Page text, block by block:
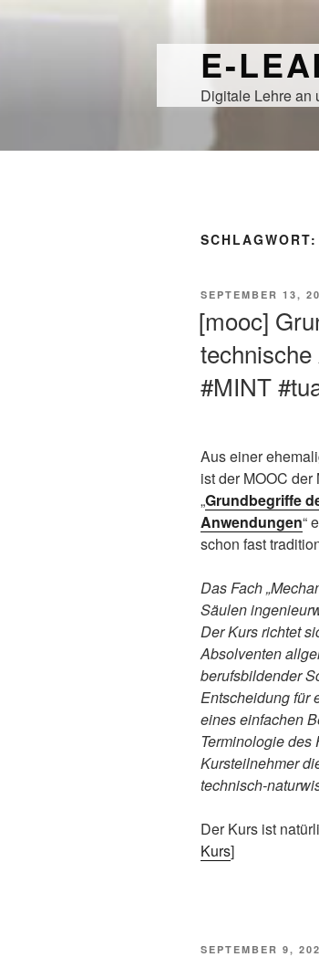
E-
Digitale Lehre an
SCHLAGWORT:
VERÖFFENTLICHT
SEPTEMBER 13,
[mooc]
#MINT
Aus einer
ist der MOOC
„Grundbegriffe
Anwendungen“
schon fast
Das Fach
Säulen
Der Kurs richtet
Absolventen
berufsbildender
Entscheidung für
eines einfachen
Terminologie
Kursteilnehmer
technisch-
Der Kurs ist
Kurs]
VERÖFFENTLICHT
SEPTEMBER 9,